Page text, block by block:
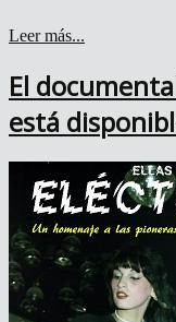
Leer más...
El
está